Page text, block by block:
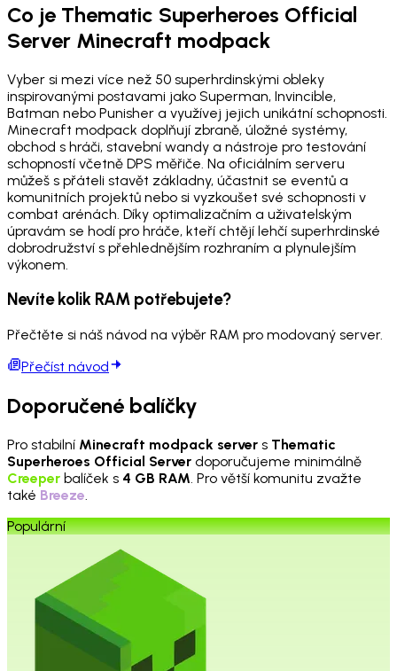
Co je Thematic Superheroes Official
Server Minecraft modpack
Vyber si mezi více než 50 superhrdinskými obleky
inspirovanými postavami jako Superman, Invincible,
Batman nebo Punisher a využívej jejich unikátní schopnosti.
Minecraft modpack doplňují zbraně, úložné systémy,
obchod s hráči, stavební wandy a nástroje pro testování
schopností včetně DPS měřiče. Na oficiálním serveru
můžeš s přáteli stavět základny, účastnit se eventů a
komunitních projektů nebo si vyzkoušet své schopnosti v
combat arénách. Díky optimalizačním a uživatelským
úpravám se hodí pro hráče, kteří chtějí lehčí superhrdinské
dobrodružství s přehlednějším rozhraním a plynulejším
výkonem.
Nevíte kolik RAM potřebujete?
Přečtěte si náš návod na výběr RAM pro modovaný server.
Přečíst návod
Doporučené balíčky
Pro stabilní Minecraft modpack server s Thematic
Superheroes Official Server doporučujeme minimálně
Creeper balíček s 4 GB RAM. Pro větší komunitu zvažte
také Breeze.
Populární